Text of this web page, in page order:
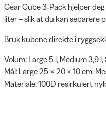
Gear Cube 3‑Pack hjelper
liter – slik at du kan separere
Bruk kubene direkte i
Volum: Large 5 l, Medium 3,9 l,
Mål: Large 25 × 20 × 10 cm,
Materiale: 100D resirkulert